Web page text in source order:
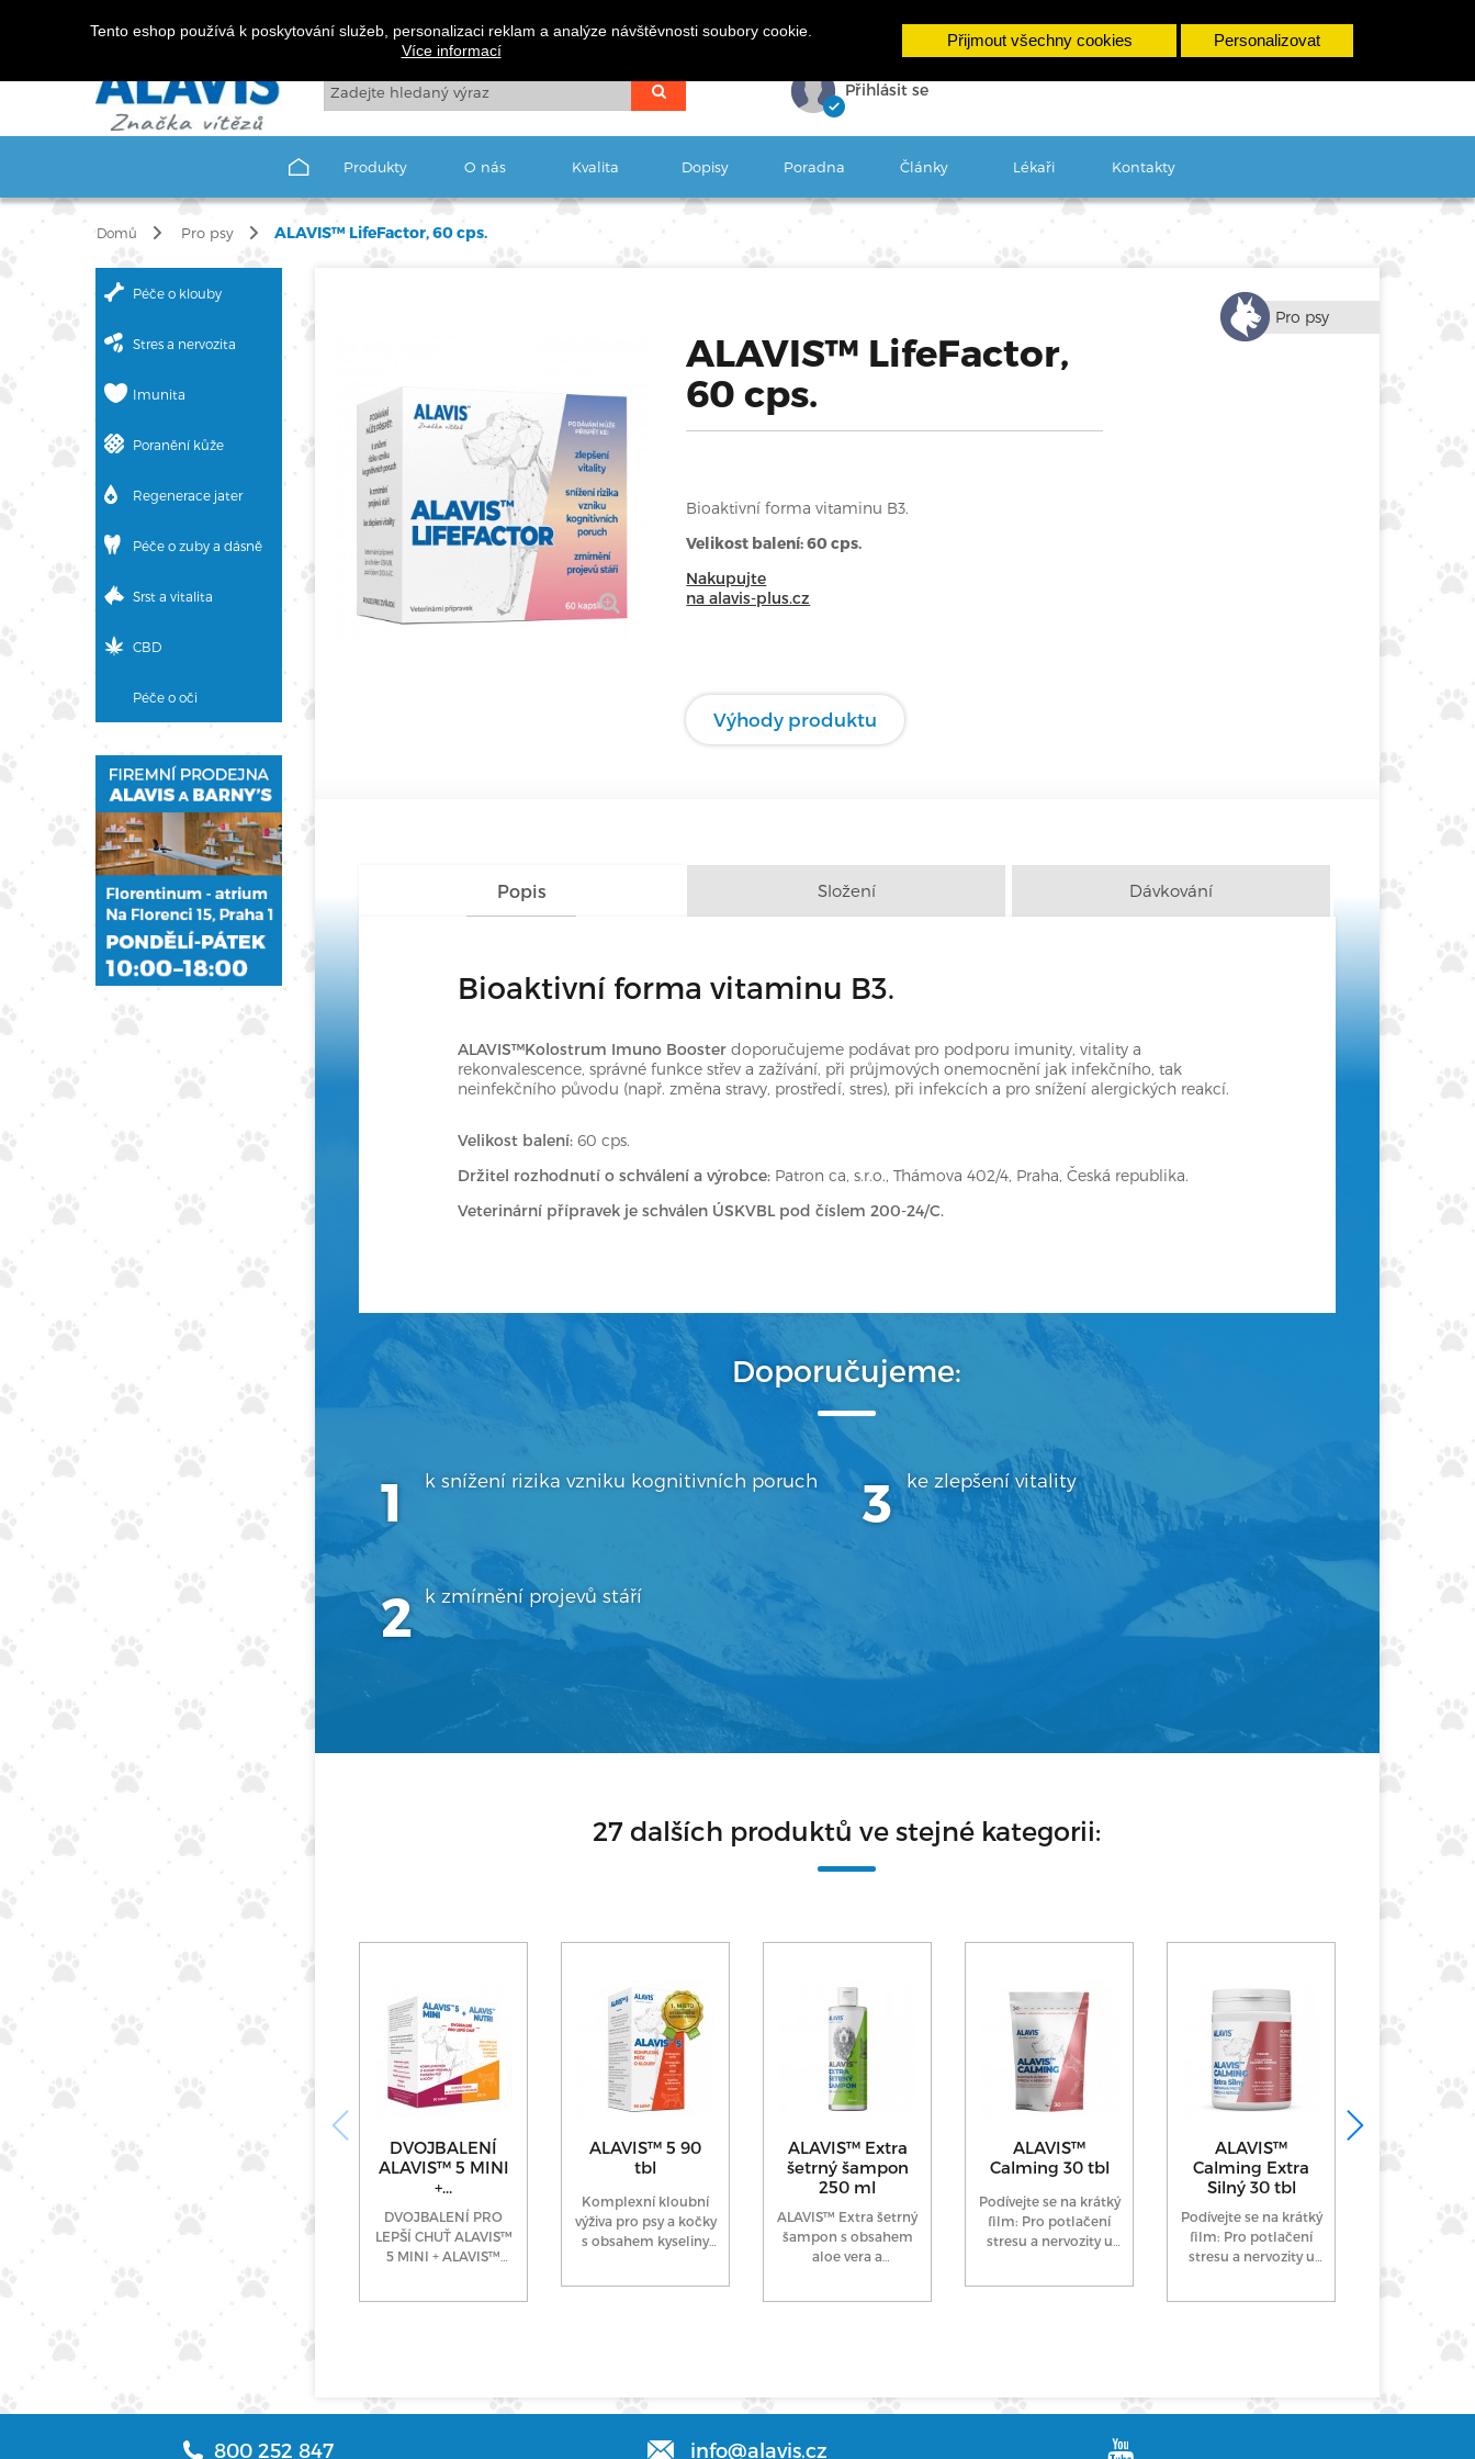
Tento eshop používá k poskytování služeb, personalizaci reklam a analýze návštěvnosti soubory cookie.
Více informací
Přijmout všechny cookies Personalizovat
Přihlásit se
Produkty O nás Kvalita Dopisy Poradna Články Lékaři Kontakty
Domů Pro psy ALAVIS™ LifeFactor, 60 cps.
Péče o klouby
Stres a nervozita
Imunita
Poranění kůže
Regenerace jater
Péče o zuby a dásně
Srst a vitalita
CBD
Péče o oči
Pro psy
ALAVIS™ LifeFactor,
60 cps.
Bioaktivní forma vitaminu B3.
Velikost balení: 60 cps.
Nakupujte
na alavis-plus.cz
Výhody produktu
Popis Složení Dávkování
Bioaktivní forma vitaminu B3.
ALAVIS™Kolostrum Imuno Booster doporučujeme podávat pro podporu imunity, vitality a
rekonvalescence, správné funkce střev a zažívání, při průjmových onemocnění jak infekčního, tak
neinfekčního původu (např. změna stravy, prostředí, stres), při infekcích a pro snížení alergických reakcí.
Velikost balení: 60 cps.
Držitel rozhodnutí o schválení a výrobce: Patron ca, s.r.o., Thámova 402/4, Praha, Česká republika.
Veterinární přípravek je schválen ÚSKVBL pod číslem 200-24/C.
Doporučujeme:
k snížení rizika vzniku kognitivních poruch
k zmírnění projevů stáří
ke zlepšení vitality
27 dalších produktů ve stejné kategorii:
DVOJBALENÍ
ALAVIS™ 5 MINI
+...
DVOJBALENÍ PRO
LEPŠÍ CHUŤ ALAVIS™
5 MINI + ALAVIS™
ALAVIS™ 5 90
tbl
Komplexní kloubní
výživa pro psy a kočky
s obsahem kyseliny
ALAVIS™ Extra
šetrný šampon
250 ml
ALAVIS™ Extra šetrný
šampon s obsahem
aloe vera a
ALAVIS™
Calming 30 tbl
Podívejte se na krátký
film: Pro potlačení
stresu a nervozity u
ALAVIS™
Calming Extra
Silný 30 tbl
Podívejte se na krátký
film: Pro potlačení
stresu a nervozity u
800 252 847 info@alavis.cz